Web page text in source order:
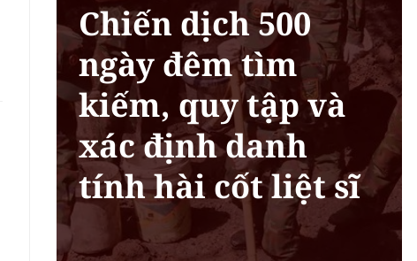
Chiến dịch 500
ngày đêm tìm
kiếm, quy tập và
xác định danh
tính hài cốt liệt sĩ